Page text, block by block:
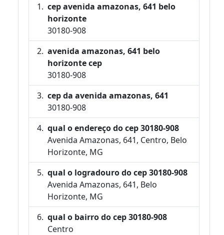
cep avenida amazonas, 641 belo
horizonte
30180-908
avenida amazonas, 641 belo
horizonte cep
30180-908
cep da avenida amazonas, 641
30180-908
qual o endereço do cep 30180-908
Avenida Amazonas, 641, Centro, Belo
Horizonte, MG
qual o logradouro do cep 30180-908
Avenida Amazonas, 641, Belo
Horizonte, MG
qual o bairro do cep 30180-908
Centro